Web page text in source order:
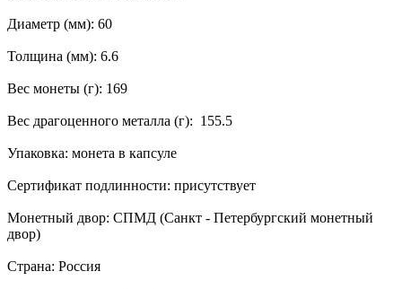
Диаметр (мм): 60
Толщина (мм): 6.6
Вес монеты (г): 169
Вес драгоценного металла (г): 155.5
Упаковка: монета в капсуле
Сертификат подлинности: присутствует
Монетный двор: СПМД (Санкт - Петербургский монетный
двор)
Страна: Россия